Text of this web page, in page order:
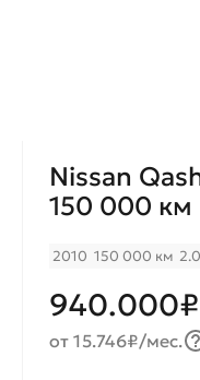
Nissan
150 000 км
2010 150 000 км
940.000₽
от 15.746₽/мес.